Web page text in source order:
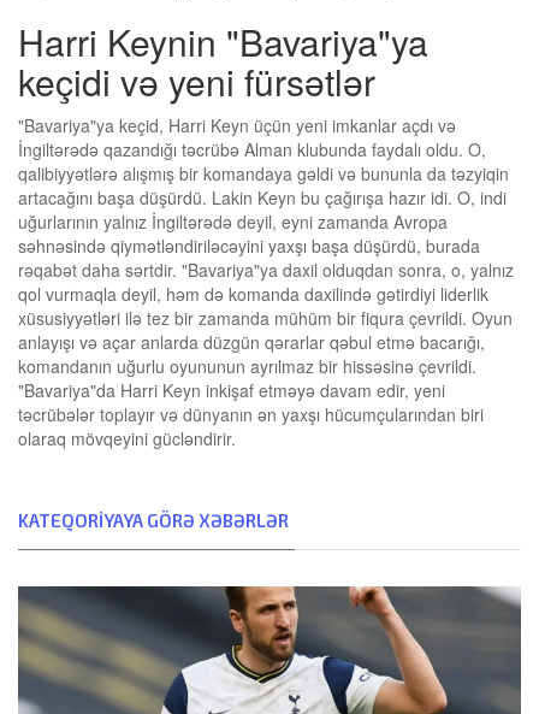
Harri Keynin "Bavariya"ya
keçidi və yeni fürsətlər
"Bavariya"ya keçid, Harri Keyn üçün yeni imkanlar açdı və
İngiltərədə qazandığı təcrübə Alman klubunda faydalı oldu. O,
qalibiyyətlərə alışmış bir komandaya gəldi və bununla da təzyiqin
artacağını başa düşürdü. Lakin Keyn bu çağırışa hazır idi. O, indi
uğurlarının yalnız İngiltərədə deyil, eyni zamanda Avropa
səhnəsində qiymətləndiriləcəyini yaxşı başa düşürdü, burada
rəqabət daha sərtdir. "Bavariya"ya daxil olduqdan sonra, o, yalnız
qol vurmaqla deyil, həm də komanda daxilində gətirdiyi liderlik
xüsusiyyətləri ilə tez bir zamanda mühüm bir fiqura çevrildi. Oyun
anlayışı və açar anlarda düzgün qərarlar qəbul etmə bacarığı,
komandanın uğurlu oyununun ayrılmaz bir hissəsinə çevrildi.
"Bavariya"da Harri Keyn inkişaf etməyə davam edir, yeni
təcrübələr toplayır və dünyanın ən yaxşı hücumçularından biri
olaraq mövqeyini gücləndirir.
KATEQORIYAYA GÖRƏ XƏBƏRLƏR